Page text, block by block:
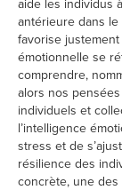
aide les individus
antérieure dans le
favorise
émotionnelle se
comprendre,
alors nos
individuels et
l’intelligence
stress et de
résilience des
concrète, une des